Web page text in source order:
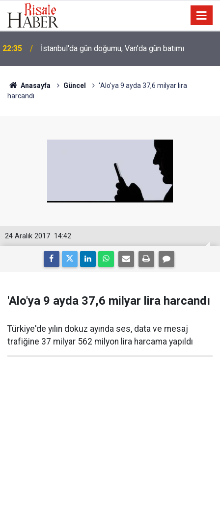
21:00
İmam Hatip öğrencisi: Hocamız Abdülmecid Nursi'yi
üstü çamurlu gördüğümde irkildim
Anasayfa Güncel
'Alo'ya 9 ayda 37,6 milyar lira
harcandı
14:42
24 Aralık 2017
'Alo'ya 9 ayda 37,6 milyar lira harcandı
Türkiye'de yılın dokuz ayında ses, data ve mesaj
trafiğine 37 milyar 562 milyon lira harcama yapıldı